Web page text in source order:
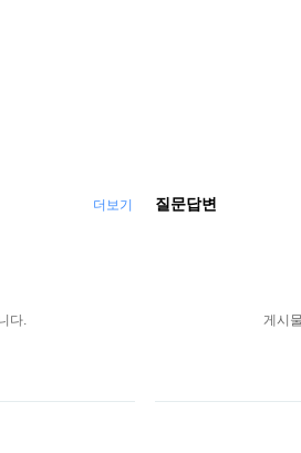
다.
더보기 질문답변
게시